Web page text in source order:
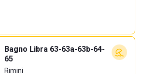
Bagno Libra 63-63a-63b-64-
65
Rimini